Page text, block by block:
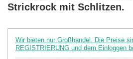
Strickrock mit Schlitzen.
Wir bieten nur Großhandel. Die Preise
REGISTRIERUNG und dem Einloggen